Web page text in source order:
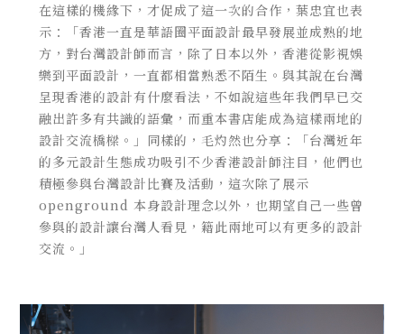
在這樣的機緣下，才促成了這一次的合作，葉忠宜也表
示：「香港一直是華語圈平面設計最早發展並成熟的地
方，對台灣設計師而言，除了日本以外，香港從影視娛
樂到平面設計，一直都相當熟悉不陌生。與其說在台灣
呈現香港的設計有什麼看法，不如說這些年我們早已交
融出許多有共識的語彙，而重本書店能成為這樣兩地的
設計交流橋樑。」同樣的，毛灼然也分享：「台灣近年
的多元設計生態成功吸引不少香港設計師注目，他們也
積極參與台灣設計比賽及活動，這次除了展示
openground 本身設計理念以外，也期望自己一些曾
參與的設計讓台灣人看見，籍此兩地可以有更多的設計
交流。」